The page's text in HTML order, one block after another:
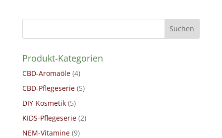
Suchen
Produkt-Kategorien
CBD-Aromaöle (4)
CBD-Pflegeserie (5)
DIY-Kosmetik (5)
KIDS-Pflegeserie (2)
NEM-Vitamine (9)